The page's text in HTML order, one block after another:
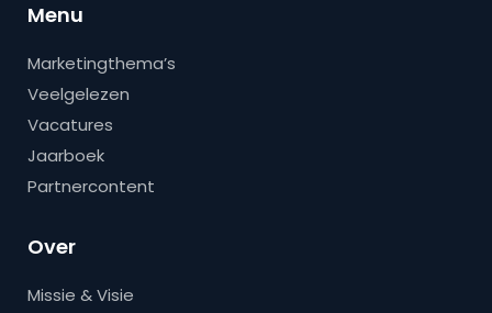
Menu
Marketingthema’s
Veelgelezen
Vacatures
Jaarboek
Partnercontent
Over
Missie & Visie